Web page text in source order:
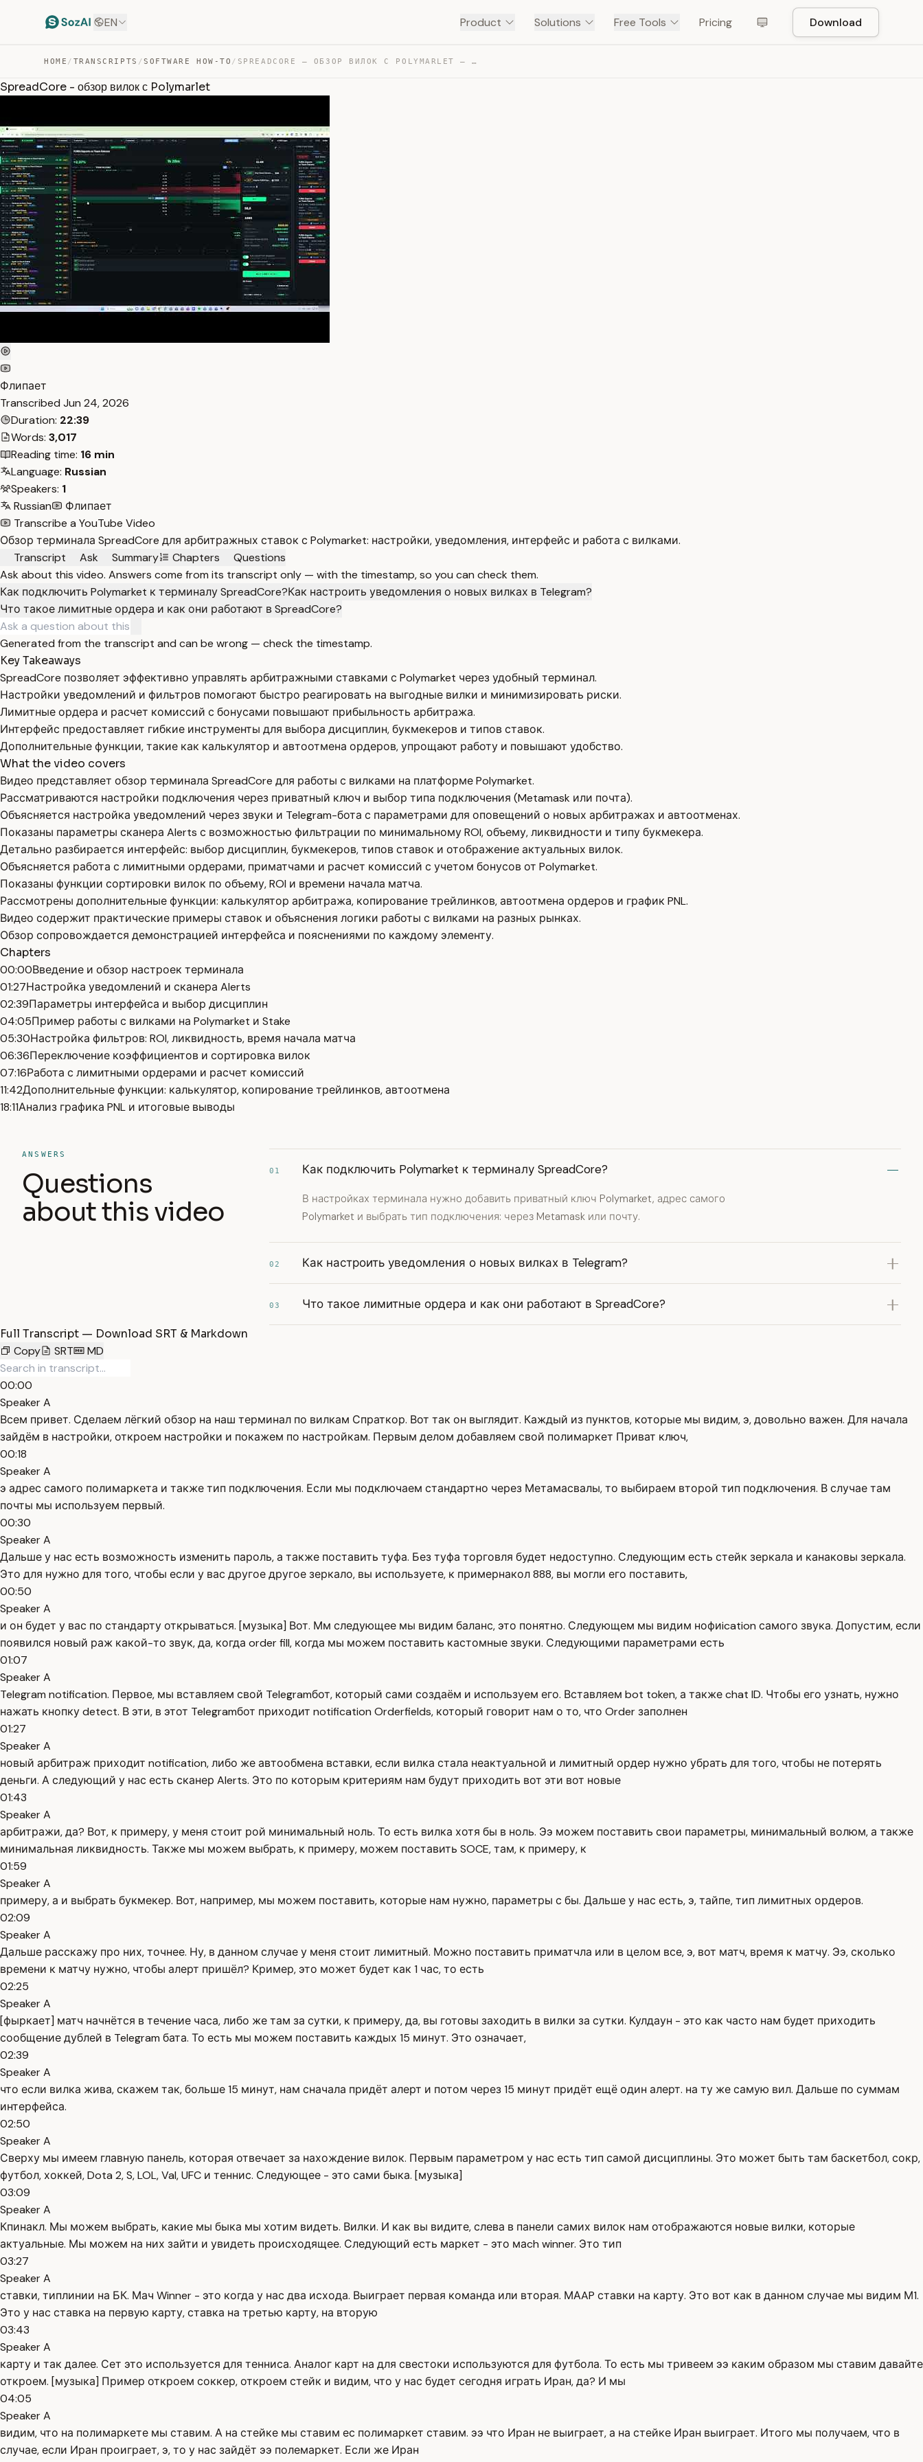
EN Product Solutions Free Tools Pricing Download
HOME / TRANSCRIPTS /SOFTWARE HOW-TO / SPREADCORE – ОБЗОР ВИЛОК С POLYMARLET — TRANSCRIPT
SpreadCore - обзор вилок с Polymarlet
Флипает
Transcribed Jun 24, 2026
Duration: 22:39
Words: 3,017
Reading time: 16 min
Language: Russian
Speakers: 1
Russian
Флипает
Transcribe a YouTube Video
Обзор терминала SpreadCore для арбитражных ставок с Polymarket: настройки, уведомления, интерфейс и работа с вилками.
Transcript
Ask Summary Chapters
Questions
Ask about this video. Answers come from its transcript only — with the timestamp, so you can check them.
Как подключить Polymarket к терминалу SpreadCore?Как настроить уведомления о новых вилках в Telegram?
Что такое лимитные ордера и как они работают в SpreadCore?
Generated from the transcript and can be wrong — check the timestamp.
Key Takeaways
SpreadCore позволяет эффективно управлять арбитражными ставками с Polymarket через удобный терминал.
Настройки уведомлений и фильтров помогают быстро реагировать на выгодные вилки и минимизировать риски.
Лимитные ордера и расчет комиссий с бонусами повышают прибыльность арбитража.
Интерфейс предоставляет гибкие инструменты для выбора дисциплин, букмекеров и типов ставок.
Дополнительные функции, такие как калькулятор и автоотмена ордеров, упрощают работу и повышают удобство.
What the video covers
Видео представляет обзор терминала SpreadCore для работы с вилками на платформе Polymarket.
Рассматриваются настройки подключения через приватный ключ и выбор типа подключения (Metamask или почта).
Объясняется настройка уведомлений через звуки и Telegram-бота с параметрами для оповещений о новых арбитражах и автоотменах.
Показаны параметры сканера Alerts с возможностью фильтрации по минимальному ROI, объему, ликвидности и типу букмекера.
Детально разбирается интерфейс: выбор дисциплин, букмекеров, типов ставок и отображение актуальных вилок.
Объясняется работа с лимитными ордерами, приматчами и расчет комиссий с учетом бонусов от Polymarket.
Показаны функции сортировки вилок по объему, ROI и времени начала матча.
Рассмотрены дополнительные функции: калькулятор арбитража, копирование трейлинков, автоотмена ордеров и график PNL.
Видео содержит практические примеры ставок и объяснения логики работы с вилками на разных рынках.
Обзор сопровождается демонстрацией интерфейса и пояснениями по каждому элементу.
Chapters
00:00Введение и обзор настроек терминала
01:27Настройка уведомлений и сканера Alerts
02:39Параметры интерфейса и выбор дисциплин
04:05Пример работы с вилками на Polymarket и Stake
05:30Настройка фильтров: ROI, ликвидность, время начала матча
06:36Переключение коэффициентов и сортировка вилок
07:16Работа с лимитными ордерами и расчет комиссий
11:42Дополнительные функции: калькулятор, копирование трейлинков, автоотмена
18:11Анализ графика PNL и итоговые выводы
ANSWERS
Questions
about this video
01 Как подключить Polymarket к терминалу SpreadCore?
В настройках терминала нужно добавить приватный ключ Polymarket, адрес самого
Polymarket и выбрать тип подключения: через Metamask или почту.
02 Как настроить уведомления о новых вилках в Telegram?
03 Что такое лимитные ордера и как они работают в SpreadCore?
Full Transcript — Download SRT & Markdown
Copy
SRT MD
00:00
Speaker A
Всем привет. Сделаем лёгкий обзор на наш терминал по вилкам Спраткор. Вот так он выглядит. Каждый из пунктов, которые мы видим, э, довольно важен. Для начала
зайдём в настройки, откроем настройки и покажем по настройкам. Первым делом добавляем свой полимаркет Приват ключ,
00:18
Speaker A
э адрес самого полимаркета и также тип подключения. Если мы подключаем стандартно через Метамасвалы, то выбираем второй тип подключения. В случае там
почты мы используем первый.
00:30
Speaker A
Дальше у нас есть возможность изменить пароль, а также поставить туфа. Без туфа торговля будет недоступно. Следующим есть стейк зеркала и канаковы зеркала.
Это для нужно для того, чтобы если у вас другое другое зеркало, вы используете, к примернакол 888, вы могли его поставить,
00:50
Speaker A
и он будет у вас по стандарту открываться. [музыка] Вот. Мм следующее мы видим баланс, это понятно. Следующем мы видим нофиication самого звука. Допустим, если
появился новый раж какой-то звук, да, когда order fill, когда мы можем поставить кастомные звуки. Следующими параметрами есть
01:07
Speaker A
Telegram notification. Первое, мы вставляем свой Telegramбот, который сами создаём и используем его. Вставляем bot token, а также chat ID. Чтобы его узнать, нужно
нажать кнопку detect. В эти, в этот Telegramбот приходит notification Orderfields, который говорит нам о то, что Order заполнен
01:27
Speaker A
новый арбитраж приходит notification, либо же автообмена вставки, если вилка стала неактуальной и лимитный ордер нужно убрать для того, чтобы не потерять
деньги. А следующий у нас есть сканер Alerts. Это по которым критериям нам будут приходить вот эти вот новые
01:43
Speaker A
арбитражи, да? Вот, к примеру, у меня стоит рой минимальный ноль. То есть вилка хотя бы в ноль. Ээ можем поставить свои параметры, минимальный волюм, а также
минимальная ликвидность. Также мы можем выбрать, к примеру, можем поставить SOCE, там, к примеру, к
01:59
Speaker A
примеру, а и выбрать букмекер. Вот, например, мы можем поставить, которые нам нужно, параметры с бы. Дальше у нас есть, э, тайпe, тип лимитных ордеров.
02:09
Speaker A
Дальше расскажу про них, точнее. Ну, в данном случае у меня стоит лимитный. Можно поставить приматчла или в целом все, э, вот матч, время к матчу. Ээ, сколько
времени к матчу нужно, чтобы алерт пришёл? Кример, это может будет как 1 час, то есть
02:25
Speaker A
[фыркает] матч начнётся в течение часа, либо же там за сутки, к примеру, да, вы готовы заходить в вилки за сутки. Кулдаун - это как часто нам будет приходить
сообщение дублей в Telegram бата. То есть мы можем поставить каждых 15 минут. Это означает,
02:39
Speaker A
что если вилка жива, скажем так, больше 15 минут, нам сначала придёт алерт и потом через 15 минут придёт ещё один алерт. на ту же самую вил. Дальше по суммам
интерфейса.
02:50
Speaker A
Сверху мы имеем главную панель, которая отвечает за нахождение вилок. Первым параметром у нас есть тип самой дисциплины. Это может быть там баскетбол, сокр,
футбол, хоккей, Dota 2, S, LOL, Val, UFC и теннис. Следующее - это сами быка. [музыка]
03:09
Speaker A
Кпинакл. Мы можем выбрать, какие мы быка мы хотим видеть. Вилки. И как вы видите, слева в панели самих вилок нам отображаются новые вилки, которые
актуальные. Мы можем на них зайти и увидеть происходящее. Следующий есть маркет - это маch winner. Это тип
03:27
Speaker A
ставки, типлинии на БК. Мач Winner - это когда у нас два исхода. Выиграет первая команда или вторая. МАAP ставки на карту. Это вот как в данном случае мы видим М1.
Это у нас ставка на первую карту, ставка на третью карту, на вторую
03:43
Speaker A
карту и так далее. Сет это используется для тенниса. Аналог карт на для свестоки используются для футбола. То есть мы тривеем ээ каким образом мы ставим давайте
откроем. [музыка] Пример откроем соккер, откроем стейк и видим, что у нас будет сегодня играть Иран, да? И мы
04:05
Speaker A
видим, что на полимаркете мы ставим. А на стейке мы ставим ес полимаркет ставим. ээ что Иран не выиграет, а на стейке Иран выиграет. Итого мы получаем, что в
случае, если Иран проиграет, э, то у нас зайдёт ээ полемаркет. Если же Иран